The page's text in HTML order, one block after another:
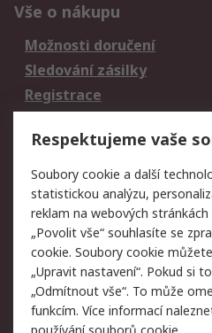
Vše o nákupu
Možnosti doručení
Sledování zásilky
Registrace
Právní
Autorská práva
Prohlášení o ochraně
údajů
Zásady pro soubory
cookie
Respektujeme vaše
Soubory cookie a další
statistickou analýzu,
reklam na webových
„Povolit vše“ souhlasíte se
cookie. Soubory cookie
„Upravit nastavení“. Pokud si
„Odmítnout vše“. To může
funkcím. Více informací